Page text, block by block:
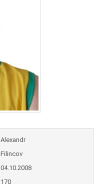
Alexandr
Filincov
04.10.2008
170